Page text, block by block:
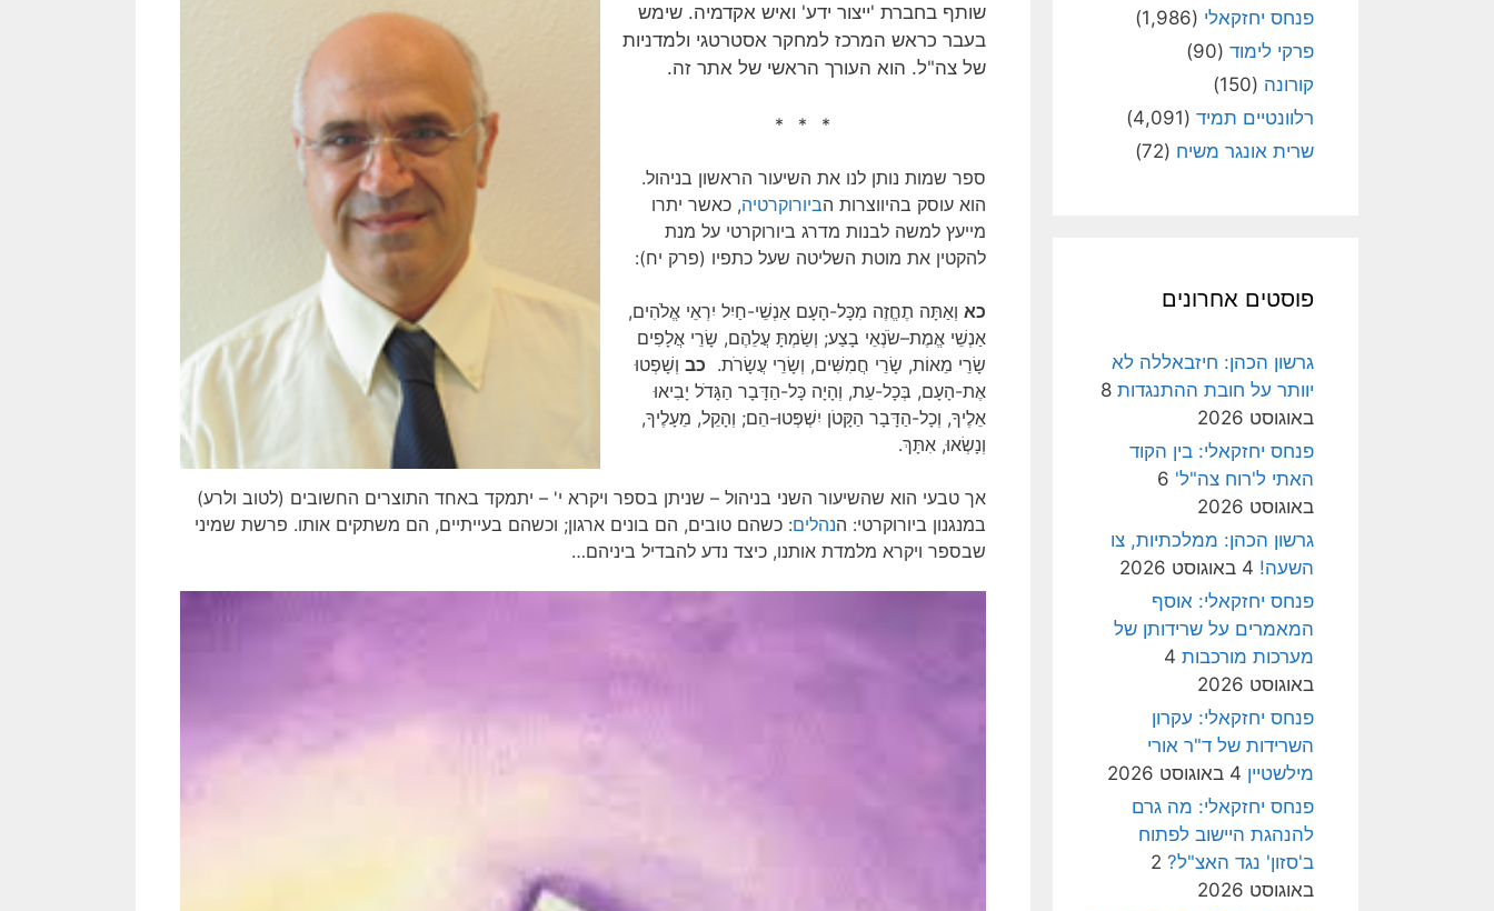
שותף בחברת 'ייצור ידע' ואיש אקדמיה. שימש
בעבר כראש המרכז למחקר אסטרטגי ולמדניות
של צה"ל. הוא העורך הראשי של אתר זה.
* * *
ספר שמות נותן לנו את השיעור הראשון בניהול.
הוא עוסק בהיווצרות הביורוקרטיה, כאשר יתרו
מייעץ למשה לבנות מדרג ביורוקרטי על מנת
להקטין את מוטת השליטה שעל כתפיו (פרק יח):
כא וְאַתָּה תֶחֱזֶה מִכָּל-הָעָם אַנְשֵׁי-חַיִל יִרְאֵי אֱלֹהִים,
אַנְשֵׁי אֱמֶת–שֹׂנְאֵי בָצַע; וְשַׂמְתָּ עֲלֵהֶם, שָׂרֵי אֲלָפִים
שָׂרֵי מֵאוֹת, שָׂרֵי חֲמִשִּׁים, וְשָׂרֵי עֲשָׂרֹת. כב וְשָׁפְטוּ
אֶת-הָעָם, בְּכָל-עֵת, וְהָיָה כָּל-הַדָּבָר הַגָּדֹל יָבִיאוּ
אֵלֶיךָ, וְכָל-הַדָּבָר הַקָּטֹן יִשְׁפְּטוּ-הֵם; וְהָקֵל, מֵעָלֶיךָ,
וְנָשְׂאוּ, אִתָּךְ.
אך טבעי הוא שהשיעור השני בניהול – שניתן בספר ויקרא י' – יתמקד באחד התוצרים החשובים (לטוב ולרע)
במנגנון ביורוקרטי: הנהלים: כשהם טובים, הם בונים ארגון; וכשהם בעייתיים, הם משתקים אותו. פרשת שמיני
שבספר ויקרא מלמדת אותנו, כיצד נדע להבדיל ביניהם…
פנחס יחזקאלי (1,986)
פרקי לימוד (90)
קורונה (150)
רלוונטיים תמיד (4,091)
שרית אונגר משיח (72)
פוסטים אחרונים
גרשון הכהן: חיזבאללה לא
יוותר על חובת ההתנגדות 8
באוגוסט 2026
פנחס יחזקאלי: בין הקוד
האתי ל'רוח צה"ל' 6
באוגוסט 2026
גרשון הכהן: ממלכתיות, צו
השעה! 4 באוגוסט 2026
פנחס יחזקאלי: אוסף
המאמרים על שרידותן של
מערכות מורכבות 4
באוגוסט 2026
פנחס יחזקאלי: עקרון
השרידות של ד"ר אורי
מילשטיין 4 באוגוסט 2026
פנחס יחזקאלי: מה גרם
להנהגת היישוב לפתוח
ב'סזון' נגד האצ"ל? 2
באוגוסט 2026